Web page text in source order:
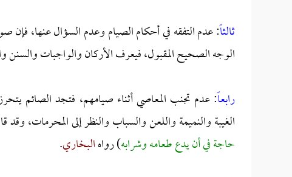
ثالثاً: عدم التفقه في أحكام الصيام وعدم السؤال عنها،
الوجه الصحيح المقبول، فيعرف الأركان والواجبات والسنن
رابعاً: عدم تجنب المعاصي أثناء صيامهم، فتجد الصائم
الغيبة والنميمة واللعن والسباب والنظر إلى المحرمات،
حاجة في أن يدع طعامه وشرابه) رواهالبخاري.